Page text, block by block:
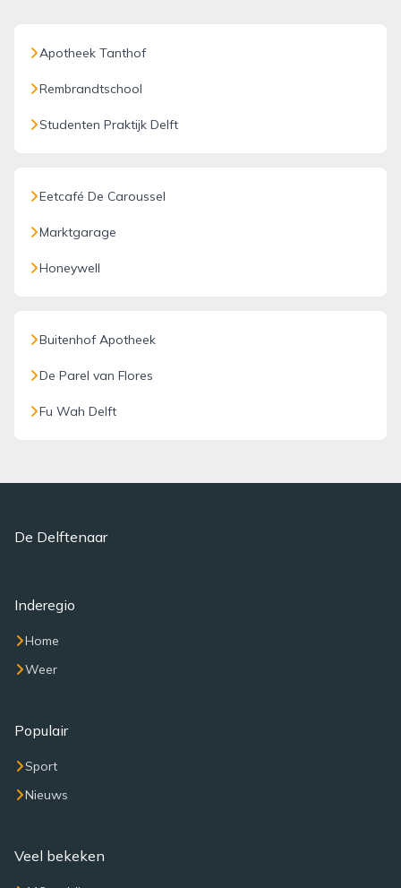
Apotheek Tanthof
Rembrandtschool
Studenten Praktijk Delft
Eetcafé De Caroussel
Marktgarage
Honeywell
Buitenhof Apotheek
De Parel van Flores
Fu Wah Delft
De Delftenaar
Inderegio
Home
Weer
Populair
Sport
Nieuws
Veel bekeken